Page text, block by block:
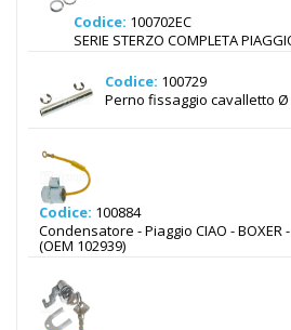
Codice: 100702EC
SERIE STERZO COMPLETA
Codice: 100729
Perno fissaggio cavalletto Ø
Codice: 100884
Condensatore - Piaggio CIAO - BOXER -
(OEM 102939)